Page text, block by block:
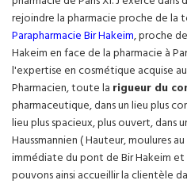
rejoindre la pharmacie proche de la
Parapharmacie Bir Hakeim, proche
Hakeim en face de la pharmacie à
l'expertise en cosmétique acquise
Pharmacien, toute la rigueur du
pharmaceutique, dans un lieu plus
lieu plus spacieux, plus ouvert, dans
Haussmannien ( Hauteur, moulures
immédiate du pont de Bir Hakeim et
pouvons ainsi accueillir la clientèle